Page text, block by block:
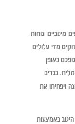
מיטביים ונוחות.
מדי עלולים
באופן
בגדים
ויפחיתו את
באמצעות